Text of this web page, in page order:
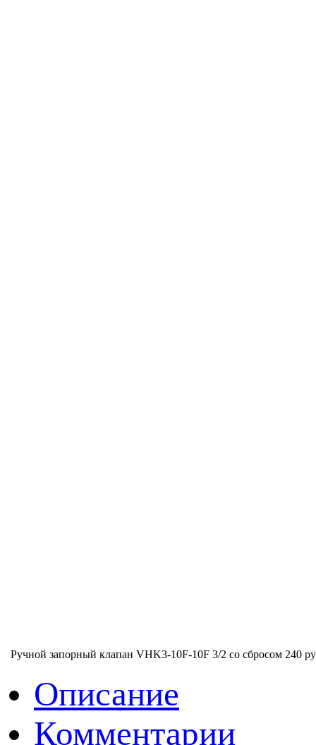
Ручной запорный клапан VHK3-10F-10F 3/2 со сбросом 240
Описание
Комментарии